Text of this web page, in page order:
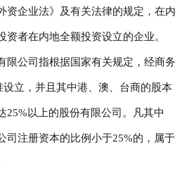
资企业法》及有关法律的规定，在内
者在内地全额投资设立的企业。
公司指根据国家有关规定，经商务
立，并且其中港、澳、台商的股本
25%以上的股份有限公司。凡其中
司注册资本的比例小于25%的，属于